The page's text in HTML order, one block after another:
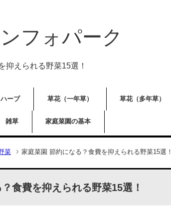
フォパーク
抑えられる野菜15選！
ハーブ 草花（一年草） 草花（多年草）
雑草 家庭菜園の基本
菜 家庭菜園 節約になる？食費を抑えられる野菜15選！
食費を抑えられる野菜15選！